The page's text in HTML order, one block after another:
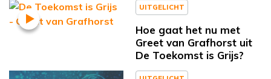
UITGELICHT
Hoe gaat het nu met
Greet van Grafhorst uit
De Toekomst is Grijs?